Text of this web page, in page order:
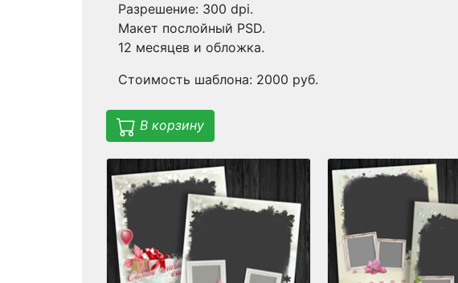
Разрешение: 300 dpi.
Макет послойный PSD.
12 месяцев и обложка.
Стоимость шаблона: 2000 руб.
В корзину